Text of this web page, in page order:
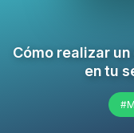
Cómo realizar
en tu